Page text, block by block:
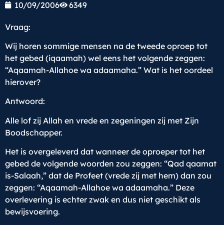
10/09/2006 6349
Vraag:
Wij horen sommige mensen na de tweede oproep tot
het gebed (iqaamah) wel eens het volgende zeggen:
“Aqaamah-Allahoe wa adaamaha.” Wat is het oordeel
hierover?
Antwoord:
Alle lof zij Allah en vrede en zegeningen zij met Zijn
Boodschapper.
Het is overgeleverd dat wanneer de oproeper tot het
gebed de volgende woorden zou zeggen: “Qad qaamat
is-Salaah,” dat de Profeet (vrede zij met hem) dan zou
zeggen: “Aqaamah-Allahoe wa adaamaha.” Deze
overlevering is echter zwak en dus niet geschikt als
bewijsvoering.